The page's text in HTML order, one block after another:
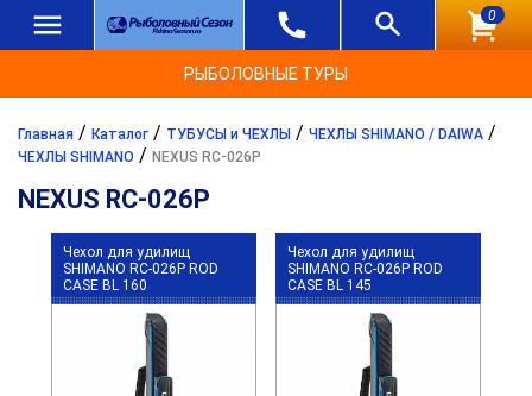
0
РЫБОЛОВНЫЕ ТУРЫ
Главная / Каталог / ТУБУСЫ и ЧЕХЛЫ / ЧЕХЛЫ SHIMANO / DAIWA /
ЧЕХЛЫ SHIMANO / NEXUS RC-026P
NEXUS RC-026P
Чехол для удилищ
SHIMANO RC-026P ROD
CASE BL 160
Чехол для удилищ
SHIMANO RC-026P ROD
CASE BL 145